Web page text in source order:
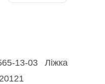
13-03
Ліжка